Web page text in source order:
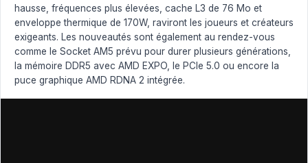
hausse, fréquences plus élevées, cache L3 de 76 Mo et
enveloppe thermique de 170W, raviront les joueurs et créateurs
exigeants. Les nouveautés sont également au rendez-vous
comme le Socket AM5 prévu pour durer plusieurs générations,
la mémoire DDR5 avec AMD EXPO, le PCIe 5.0 ou encore la
puce graphique AMD RDNA 2 intégrée.